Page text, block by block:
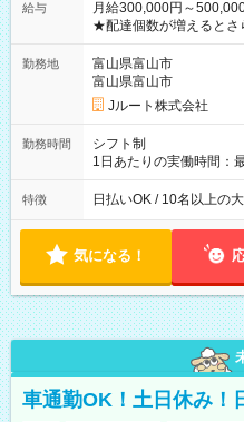
給与
月給300,000円～
★配達個数が増えるとさ
ど！ ・主要都市エリア 月収55万円／週5日稼働 月収65万~112
万円／週6日稼働 ・地方郊外エリア 月収40万円／週5日稼働 月
収40万円~50万円／週6日稼働 ＜モデルイメージ＞
円 (27歳男性/江東区在
(日休み) ■月収80万円(43歳男性/墨田区在住)※元営業 1日200個
勤務地
富山県富山市
富山県富山市
Jルート株式会社
勤務時間
シフト制
1日あたりの実働時間：
働8時間） ※週5日勤務
によって時間外での勤
特徴 日払いOK / 10名以上の
気になる！
車通勤OK！土日休み！